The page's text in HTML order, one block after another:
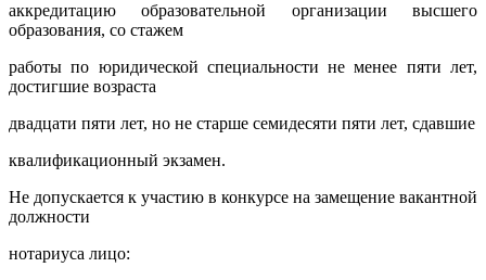
аккредитацию образовательной организации высшего
образования, со стажем
работы по юридической специальности не менее пяти лет,
достигшие возраста
двадцати пяти лет, но не старше семидесяти пяти лет, сдавшие
квалификационный экзамен.
Не допускается к участию в конкурсе на замещение вакантной
должности
нотариуса лицо: